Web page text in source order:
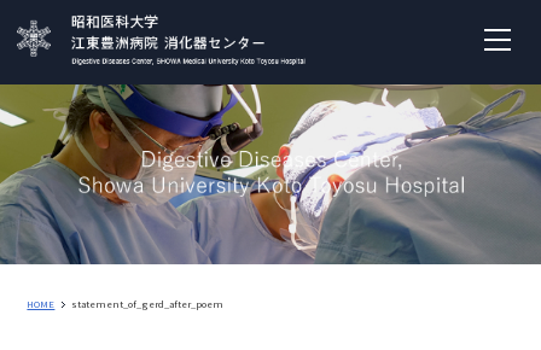
HOME statement_of_gerd_after_poem